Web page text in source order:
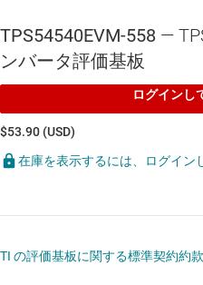
TPS54540EVM-558 —
ンバータ評価基板
ログインし
$53.90 (USD)
在庫を表示するには、ログイン
TI の評価基板に関する標準契約約